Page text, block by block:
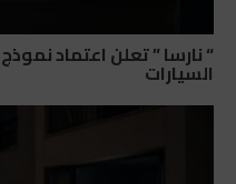
“ نارسا ” تعلن اعتماد
السيارات